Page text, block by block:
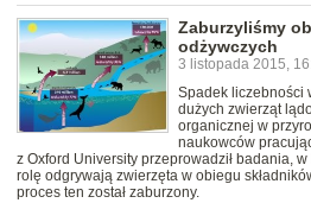
Zaburzyliśmy
odżywczych
3 listopada 2015,
Spadek liczebności
dużych zwierząt
organicznej w
naukowców
z Oxford University przeprowadził badania,
rolę odgrywają zwierzęta w obiegu
proces ten został zaburzony.